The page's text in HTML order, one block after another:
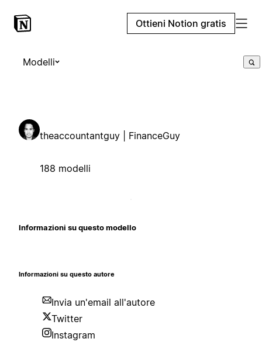
Ottieni Notion gratis
Modelli
theaccountantguy | FinanceGuy
188 modelli
Informazioni su questo modello
Informazioni su questo autore
Invia un'email all'autore
Twitter
Instagram